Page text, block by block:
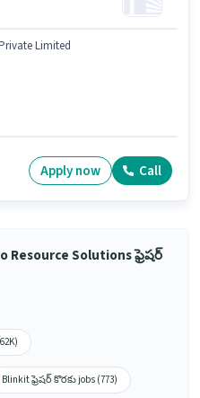
Limited
Apply now Call
Solutions ఫ్రెషర్
Blinkit ఫ్రెషర్ కొరకు jobs (773)